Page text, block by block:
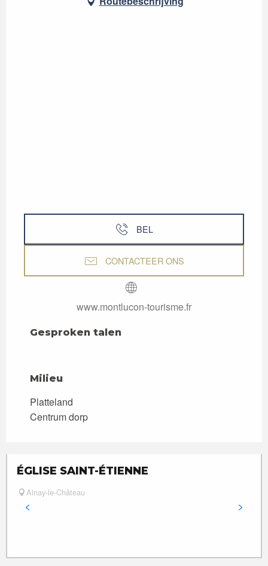
BEL
CONTACTEER ONS
www.montlucon-tourisme.fr
Gesproken talen
Gesproken talen
Milieu
Milieu
Platteland
Centrum dorp
ÉGLISE SAINT-ÉTIENNE
Ainay-le-Château